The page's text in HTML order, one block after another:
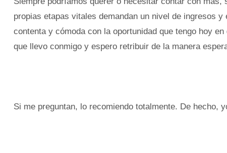
propias etapas vitales demandan un nivel de ingresos
contenta y cómoda con la oportunidad que tengo hoy
que llevo conmigo y espero retribuir de la manera
Si me preguntan, lo recomiendo totalmente. De hecho,